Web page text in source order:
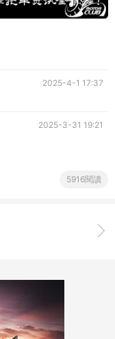
2025-4-1 17:37
2025-3-31 19:21
5916閱讀